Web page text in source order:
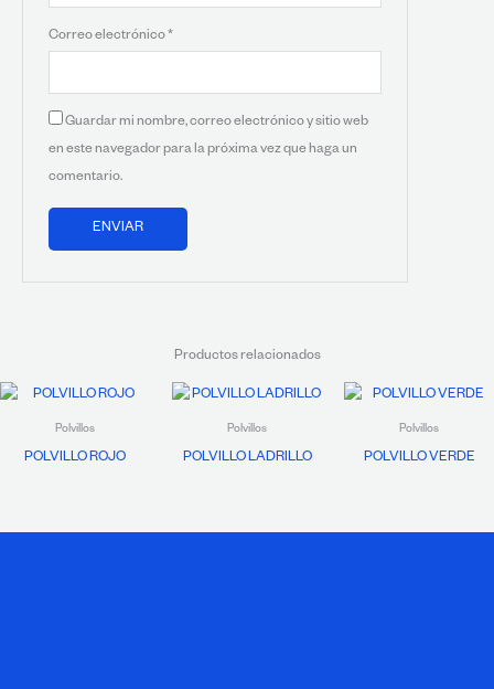
Correo electrónico*
Guardar mi nombre, correo electrónico y sitio web
en este navegador para la próxima vez que haga un
comentario.
Productos relacionados
Polvillos
POLVILLO ROJO
Polvillos
POLVILLO LADRILLO
Polvillos
POLVILLO VERDE